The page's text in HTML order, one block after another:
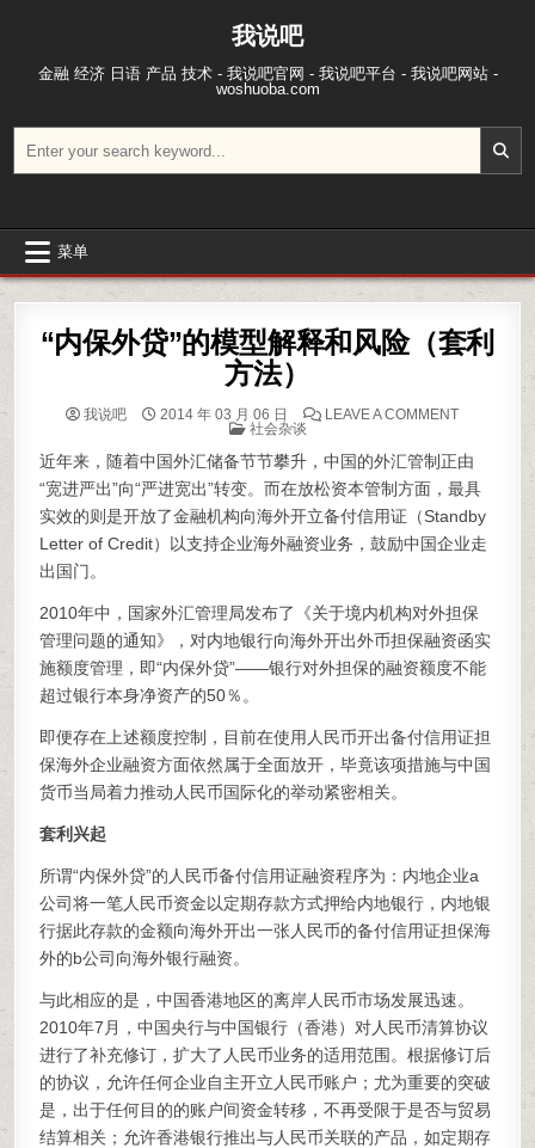
我说吧
金融 经济 日语 产品 技术 - 我说吧官网 - 我说吧平台 - 我说吧网站 -
woshuoba.com
菜单
“内保外贷”的模型解释和风险（套利
方法）
我说吧 2014 年 03 月 06 日 LEAVE A COMMENTON “内保
POSTED IN
社会杂谈
近年来，随着中国外汇储备节节攀升，中国的外汇管制正由
“宽进严出”向“严进宽出”转变。而在放松资本管制方面，最具
实效的则是开放了金融机构向海外开立备付信用证（Standby
Letter of Credit）以支持企业海外融资业务，鼓励中国企业走
出国门。
2010年中，国家外汇管理局发布了《关于境内机构对外担保
管理问题的通知》，对内地银行向海外开出外币担保融资函实
施额度管理，即“内保外贷”——银行对外担保的融资额度不能
超过银行本身净资产的50％。
即便存在上述额度控制，目前在使用人民币开出备付信用证担
保海外企业融资方面依然属于全面放开，毕竟该项措施与中国
货币当局着力推动人民币国际化的举动紧密相关。
套利兴起
所谓“内保外贷”的人民币备付信用证融资程序为：内地企业a
公司将一笔人民币资金以定期存款方式押给内地银行，内地银
行据此存款的金额向海外开出一张人民币的备付信用证担保海
外的b公司向海外银行融资。
与此相应的是，中国香港地区的离岸人民币市场发展迅速。
2010年7月，中国央行与中国银行（香港）对人民币清算协议
进行了补充修订，扩大了人民币业务的适用范围。根据修订后
的协议，允许任何企业自主开立人民币账户；尤为重要的突破
是，出于任何目的的账户间资金转移，不再受限于是否与贸易
结算相关；允许香港银行推出与人民币关联的产品，如定期存